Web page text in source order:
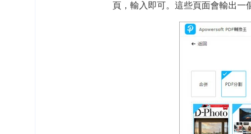
頁，輸入即可。這些頁面會輸出一